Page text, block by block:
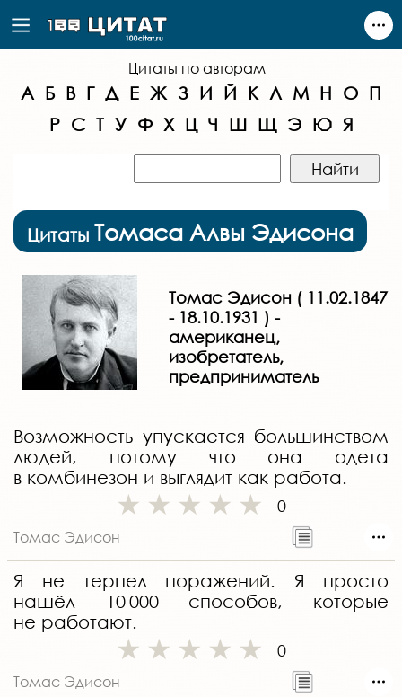
Цитаты по авторам
А Б В Г Д Е Ж З И Й К Л М Н О П
Р С Т У Ф Х Ц Ч Ш Щ Э Ю Я
Цитаты Томаса Алвы Эдисона
Томас Эдисон ( 11.02.1847
- 18.10.1931 ) -
американец,
изобретатель,
предприниматель
Возможность упускается большинством
людей, потому что она одета
в комбинезон и выглядит как работа.
0
Томас Эдисон
Я не терпел поражений. Я просто
нашёл 10 000 способов, которые
не работают.
0
Томас Эдисон